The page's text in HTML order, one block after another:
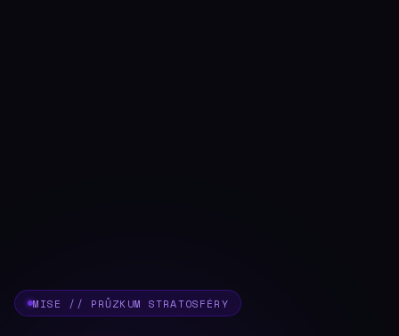
MISE // PRŮZKUM STRATOSFÉRY